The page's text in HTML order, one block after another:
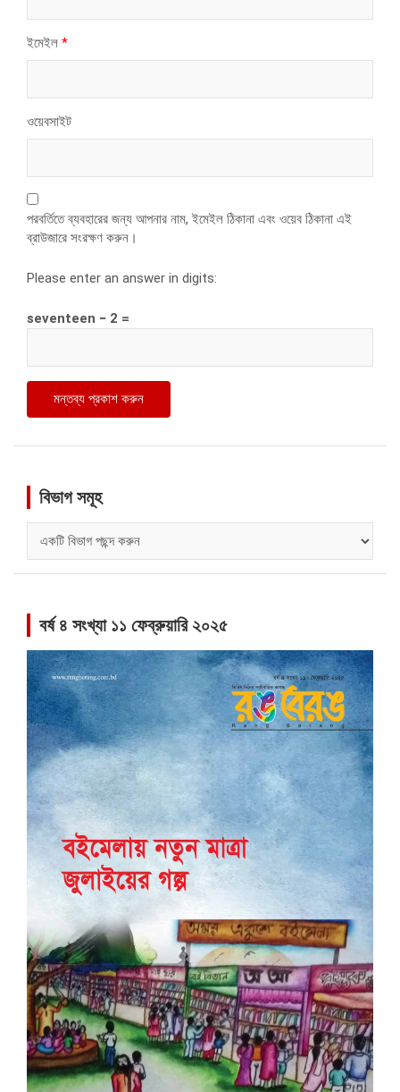
ইমেইল *
ওয়েবসাইট
পরবর্তিতে ব্যবহারের জন্য আপনার নাম, ইমেইল ঠিকানা এবং ওয়েব ঠিকানা এই
ব্রাউজারে সংরক্ষণ করুন।
Please enter an answer in digits:
seventeen − 2 =
বিভাগ সমূহ
সমূহ
বর্ষ ৪ সংখ্যা ১১ ফেব্রুয়ারি ২০২৫